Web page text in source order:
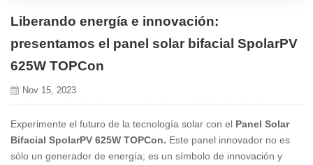
Liberando energía e innovación:
presentamos el panel solar bifacial SpolarPV
625W TOPCon
Nov 15, 2023
Experimente el futuro de la tecnología solar con el Panel Solar
Bifacial SpolarPV 625W TOPCon. Este panel innovador no es
sólo un generador de energía; es un símbolo de innovación y